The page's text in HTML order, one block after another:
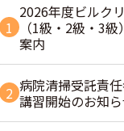
1
2026年度ビルク
（1級・2級・3
案内
2 病院清掃受託責
講習開始のお知ら